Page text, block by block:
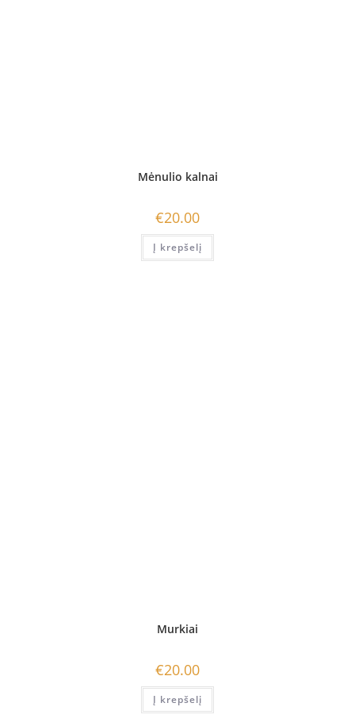
Mėnulio kalnai
€20.00
Į krepšelį
Murkiai
€20.00
Į krepšelį